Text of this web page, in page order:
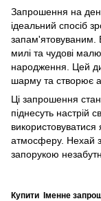
Запрошення на
ідеальний спосіб
запам'ятовуваним.
милі та чудові
народження. Цей
шарму та створює
Ці запрошення
піднесуть настрій
атмосферу. Нехай
запорукою
Купити Іменне